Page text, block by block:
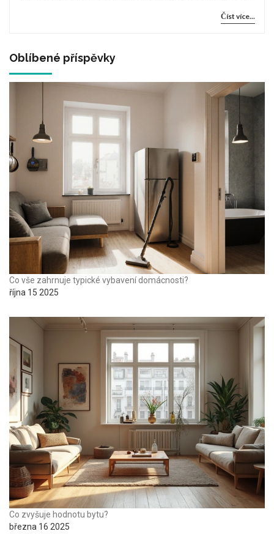
Číst více...
Oblíbené příspěvky
Co vše zahrnuje typické vybavení domácnosti?
října 15 2025
Co zvyšuje hodnotu bytu?
března 16 2025